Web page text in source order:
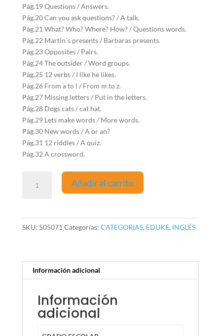
Pág.19 Questions / Answers.
Pág.20 Can you ask questions? / A talk.
Pág.21 What? Who? Where? How? / Questions words.
Pág.22 Martin´s presents / Barbaras presents.
Pág.23 Opposites / Pairs.
Pág.24 The outsider / Word groups.
Pág.25 12 verbs / I like he likes.
Pág.26 From a to l / From m to z.
Pág.27 Missing letters / Put in the letters.
Pág.28 Dogs cats / cat hat.
Pág.29 Lets make words / More words.
Pág.30 New words / A or an?
Pág.31 12 riddles / A quiz.
Pág.32 A crossword.
Añadir al carrito
SKU: 505071Categorías: CATEGORIAS, EDUKE, INGLÉS
Información adicional
Información
adicional